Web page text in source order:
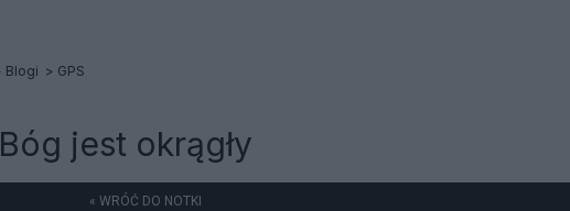
Blogi GPS
Bóg jest okrągły
« WRÓĆ DO NOTKI